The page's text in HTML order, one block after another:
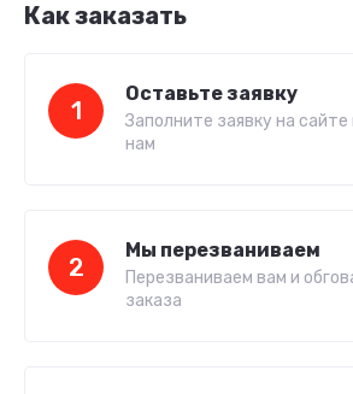
Как заказать
1
Оставьте заявку
Заполните заявку на
нам
2
Мы перезваниваем
Перезваниваем вам и
заказа